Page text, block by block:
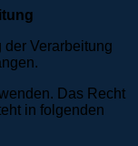
Verarbeitung
Das Recht
in folgenden